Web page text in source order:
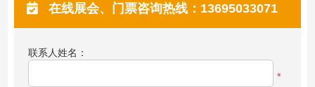
在线展会、门票咨询热线：13695033071
联系人姓名：
*